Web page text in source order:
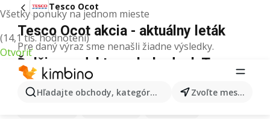
Všetky ponuky na jednom mieste
(14,1 tis. hodnotení)
Otvoriť
Hľadajte obchody, kategórie, produkty... Zvoľte mesto
Tesco Ocot
Tesco Ocot akcia - aktuálny leták
Pre daný výraz sme nenašli žiadne výsledky.
Ďalšie produkty v obchodoch Tesco